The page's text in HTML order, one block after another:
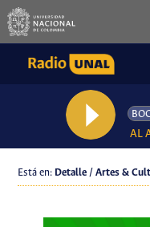
AL
Está en: Detalle / Artes &